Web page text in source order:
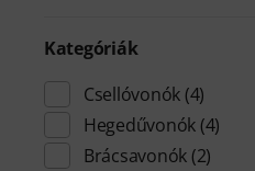
Kategóriák
Csellóvonók (4)
Hegedűvonók (4)
Brácsavonók (2)